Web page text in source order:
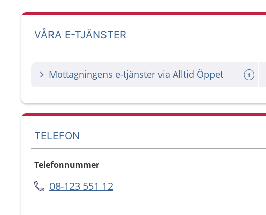
VÅRA E-TJÄNSTER
Mottagningens e-tjänster via Alltid Öppet
TELEFON
Telefonnummer
08-123 551 12